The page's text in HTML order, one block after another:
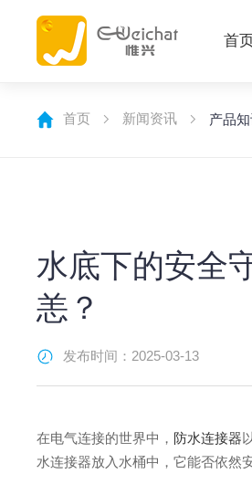
首
首页 新闻资讯 产品
水底下的安全
恙？
发布时间：2025-03-13
在电气连接的世界中， 防水连接器
水连接器放入水桶中，它能否依然